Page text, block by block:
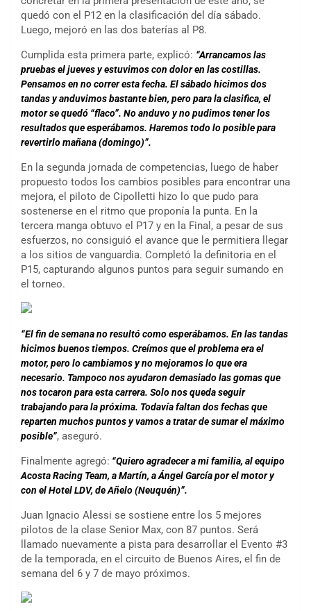
quedó con el P12 en la clasificación del día sábado.
Luego, mejoró en las dos baterías al P8.
Cumplida esta primera parte, explicó: “Arrancamos las
pruebas el jueves y estuvimos con dolor en las costillas.
Pensamos en no correr esta fecha. El sábado hicimos dos
tandas y anduvimos bastante bien, pero para la clasifica, el
motor se quedó “flaco”. No anduvo y no pudimos tener los
resultados que esperábamos. Haremos todo lo posible para
revertirlo mañana (domingo)”.
En la segunda jornada de competencias, luego de haber
propuesto todos los cambios posibles para encontrar una
mejora, el piloto de Cipolletti hizo lo que pudo para
sostenerse en el ritmo que proponía la punta. En la
tercera manga obtuvo el P17 y en la Final, a pesar de sus
esfuerzos, no consiguió el avance que le permitiera llegar
a los sitios de vanguardia. Completó la definitoria en el
P15, capturando algunos puntos para seguir sumando en
el torneo.
“El fin de semana no resultó como esperábamos. En las tandas
hicimos buenos tiempos. Creímos que el problema era el
motor, pero lo cambiamos y no mejoramos lo que era
necesario. Tampoco nos ayudaron demasiado las gomas que
nos tocaron para esta carrera. Solo nos queda seguir
trabajando para la próxima. Todavía faltan dos fechas que
reparten muchos puntos y vamos a tratar de sumar el máximo
posible”, aseguró.
Finalmente agregó: “Quiero agradecer a mi familia, al equipo
Acosta Racing Team, a Martín, a Ángel García por el motor y
con el Hotel LDV, de Añelo (Neuquén)”.
Juan Ignacio Alessi se sostiene entre los 5 mejores
pilotos de la clase Senior Max, con 87 puntos. Será
llamado nuevamente a pista para desarrollar el Evento #3
de la temporada, en el circuito de Buenos Aires, el fin de
semana del 6 y 7 de mayo próximos.